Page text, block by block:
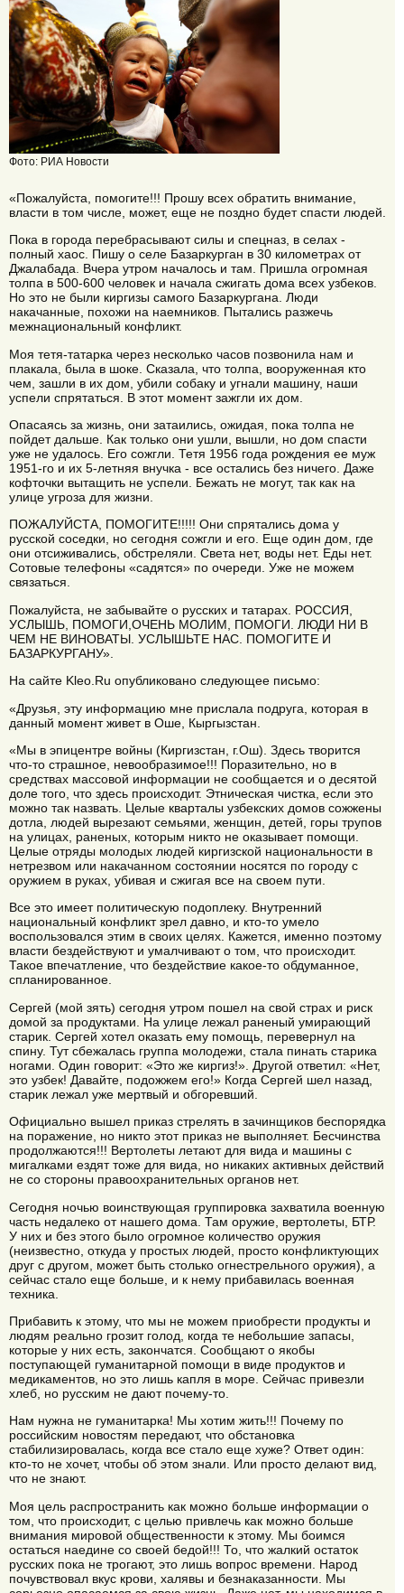
Фото: РИА Новости
«Пожалуйста, помогите!!! Прошу всех обратить внимание,
власти в том числе, может, еще не поздно будет спасти людей.
Пока в города перебрасывают силы и спецназ, в селах -
полный хаос. Пишу о селе Базаркурган в 30 километрах от
Джалабада. Вчера утром началось и там. Пришла огромная
толпа в 500-600 человек и начала сжигать дома всех узбеков.
Но это не были киргизы самого Базаркургана. Люди
накачанные, похожи на наемников. Пытались разжечь
межнациональный конфликт.
Моя тетя-татарка через несколько часов позвонила нам и
плакала, была в шоке. Сказала, что толпа, вооруженная кто
чем, зашли в их дом, убили собаку и угнали машину, наши
успели спрятаться. В этот момент зажгли их дом.
Опасаясь за жизнь, они затаились, ожидая, пока толпа не
пойдет дальше. Как только они ушли, вышли, но дом спасти
уже не удалось. Его сожгли. Тетя 1956 года рождения ее муж
1951-го и их 5-летняя внучка - все остались без ничего. Даже
кофточки вытащить не успели. Бежать не могут, так как на
улице угроза для жизни.
ПОЖАЛУЙСТА, ПОМОГИТЕ!!!!! Они спрятались дома у
русской соседки, но сегодня сожгли и его. Еще один дом, где
они отсиживались, обстреляли. Света нет, воды нет. Еды нет.
Сотовые телефоны «садятся» по очереди. Уже не можем
связаться.
Пожалуйста, не забывайте о русских и татарах. РОССИЯ,
УСЛЫШЬ, ПОМОГИ,ОЧЕНЬ МОЛИМ, ПОМОГИ. ЛЮДИ НИ В
ЧЕМ НЕ ВИНОВАТЫ. УСЛЫШЬТЕ НАС. ПОМОГИТЕ И
БАЗАРКУРГАНУ».
На сайте Kleo.Ru опубликовано следующее письмо:
«Друзья, эту информацию мне прислала подруга, которая в
данный момент живет в Оше, Кыргызстан.
«Мы в эпицентре войны (Киргизстан, г.Ош). Здесь творится
что-то страшное, невообразимое!!! Поразительно, но в
средствах массовой информации не сообщается и о десятой
доле того, что здесь происходит. Этническая чистка, если это
можно так назвать. Целые кварталы узбекских домов сожжены
дотла, людей вырезают семьями, женщин, детей, горы трупов
на улицах, раненых, которым никто не оказывает помощи.
Целые отряды молодых людей киргизской национальности в
нетрезвом или накачанном состоянии носятся по городу с
оружием в руках, убивая и сжигая все на своем пути.
Все это имеет политическую подоплеку. Внутренний
национальный конфликт зрел давно, и кто-то умело
воспользовался этим в своих целях. Кажется, именно поэтому
власти бездействуют и умалчивают о том, что происходит.
Такое впечатление, что бездействие какое-то обдуманное,
спланированное.
Сергей (мой зять) сегодня утром пошел на свой страх и риск
домой за продуктами. На улице лежал раненый умирающий
старик. Сергей хотел оказать ему помощь, перевернул на
спину. Тут сбежалась группа молодежи, стала пинать старика
ногами. Один говорит: «Это же киргиз!». Другой ответил: «Нет,
это узбек! Давайте, подожжем его!» Когда Сергей шел назад,
старик лежал уже мертвый и обгоревший.
Официально вышел приказ стрелять в зачинщиков беспорядка
на поражение, но никто этот приказ не выполняет. Бесчинства
продолжаются!!! Вертолеты летают для вида и машины с
мигалками ездят тоже для вида, но никаких активных действий
не со стороны правоохранительных органов нет.
Сегодня ночью воинствующая группировка захватила военную
часть недалеко от нашего дома. Там оружие, вертолеты, БТР.
У них и без этого было огромное количество оружия
(неизвестно, откуда у простых людей, просто конфликтующих
друг с другом, может быть столько огнестрельного оружия), а
сейчас стало еще больше, и к нему прибавилась военная
техника.
Прибавить к этому, что мы не можем приобрести продукты и
людям реально грозит голод, когда те небольшие запасы,
которые у них есть, закончатся. Сообщают о якобы
поступающей гуманитарной помощи в виде продуктов и
медикаментов, но это лишь капля в море. Сейчас привезли
хлеб, но русским не дают почему-то.
Нам нужна не гуманитарка! Мы хотим жить!!! Почему по
российским новостям передают, что обстановка
стабилизировалась, когда все стало еще хуже? Ответ один:
кто-то не хочет, чтобы об этом знали. Или просто делают вид,
что не знают.
Моя цель распространить как можно больше информации о
том, что происходит, с целью привлечь как можно больше
внимания мировой общественности к этому. Мы боимся
остаться наедине со своей бедой!!! То, что жалкий остаток
русских пока не трогают, это лишь вопрос времени. Народ
почувствовал вкус крови, халявы и безнаказанности. Мы